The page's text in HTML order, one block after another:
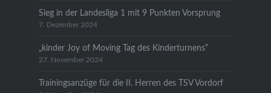
Sieg in der Landesliga 1 mit 9 Punkten Vorsprung
7. Dezember 2024
„kinder Joy of Moving Tag des Kinderturnens“
27. November 2024
Trainingsanzüge für die II. Herren des TSV Vordorf